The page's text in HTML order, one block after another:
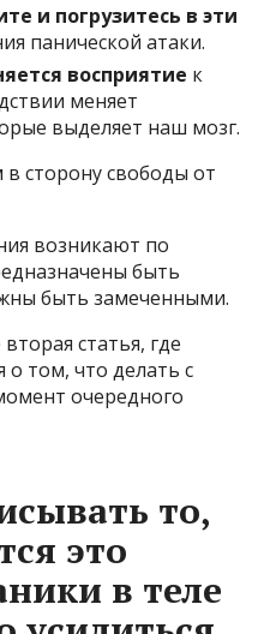
и погрузитесь в эти
панической атаки.
восприятие к
меняет
выделяет наш мозг.
сторону свободы от
возникают по
быть
быть замеченными.
статья, где
о том, что делать с
очередного
то,
это
в теле